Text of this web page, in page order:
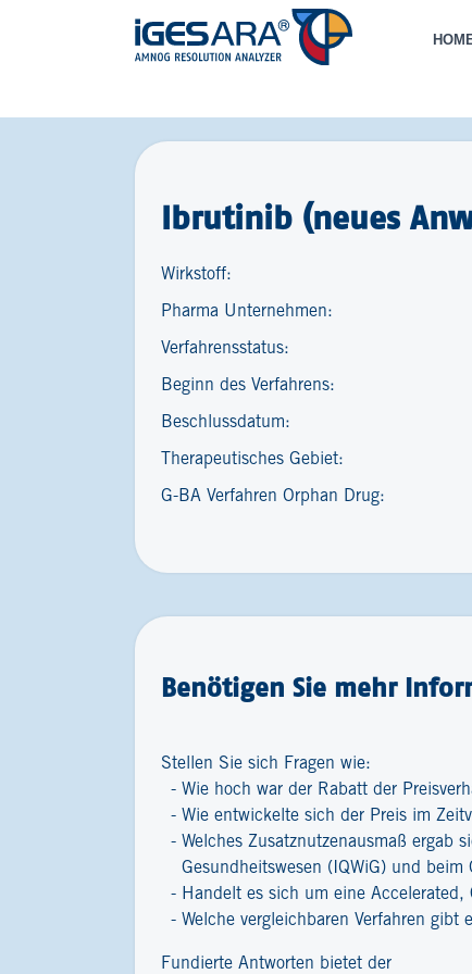
Ibrutinib (neues
Wirkstoff:
Pharma Unternehmen:
Verfahrensstatus:
Beginn des Verfahrens:
Beschlussdatum:
Therapeutisches Gebiet:
G-BA Verfahren Orphan Drug:
Benötigen Sie mehr
Stellen Sie sich Fragen wie:
Wie hoch war der Rabatt der
Wie entwickelte sich der Preis im
Welches Zusatznutzenausmaß
Gesundheitswesen (IQWiG) und beim
Handelt es sich um eine
Welche vergleichbaren Verfahren gibt
Fundierte Antworten bietet der